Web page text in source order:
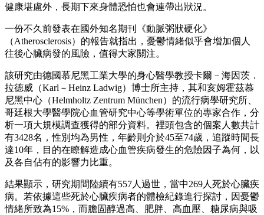
健康堪慮外，長期下來身體恐怕也會連帶出狀況。
一份不久前發表在國外知名期刊《動脈粥狀硬化》
（Atherosclerosis）的報告就指出，憂鬱情緒似乎會增加個人
往後心臟病發的風險，值得大家關注。
該研究由德國慕尼黑工業大學的身心醫學教授卡爾－海因茨．
拉德威（Karl－Heinz Ladwig）博士所主持，其和亥姆霍茲慕
尼黑中心（Helmholtz Zentrum München）的流行病學研究所、
哥廷根大學醫學院心血管研究中心等學術單位的專家合作，分
析一項大規模調查獲得的部分資料。裡頭包含的個案人數共計
有3428名，性別均為男性，年齡則介於45至74歲，追蹤時間長
達10年，目的在瞭解造成心血管疾病發生的危險因子為何，以
及各自佔有的影響力比重。
結果顯示，研究期間陸續有557人過世，當中269人死於心臟疾
病。若依據這些死於心臟疾病者的體檢紀錄進行探討，因憂鬱
情緒所致為15%，而膽固醇過高、肥胖、高血壓、糖尿病與吸